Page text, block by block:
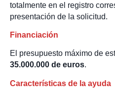
totalmente en el registro
presentación de la solicitud.
Financiación
El presupuesto máximo de
35.000.000 de euros.
Características de la ayuda